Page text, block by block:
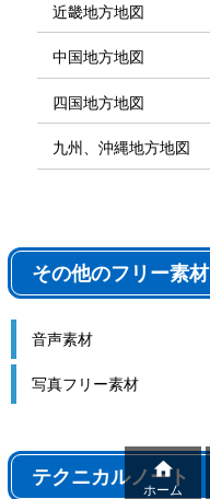
近畿地方地図
中国地方地図
四国地方地図
九州、沖縄地方地図
その他のフリー素材
音声素材
写真フリー素材
テクニカルノート

ホーム